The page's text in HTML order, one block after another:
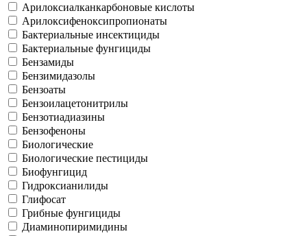
Арилоксиалканкарбоновые кислоты
Арилоксифеноксипропионаты
Бактериальные инсектициды
Бактериальные фунгициды
Бензамиды
Бензимидазолы
Бензоаты
Бензоилацетонитрилы
Бензотиадиазины
Бензофеноны
Биологические
Биологические пестициды
Биофунгицид
Гидроксианилиды
Глифосат
Грибные фунгициды
Диаминопиримидины